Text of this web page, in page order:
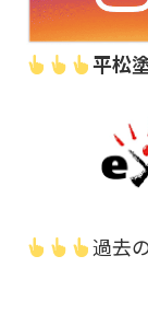
平松
過去